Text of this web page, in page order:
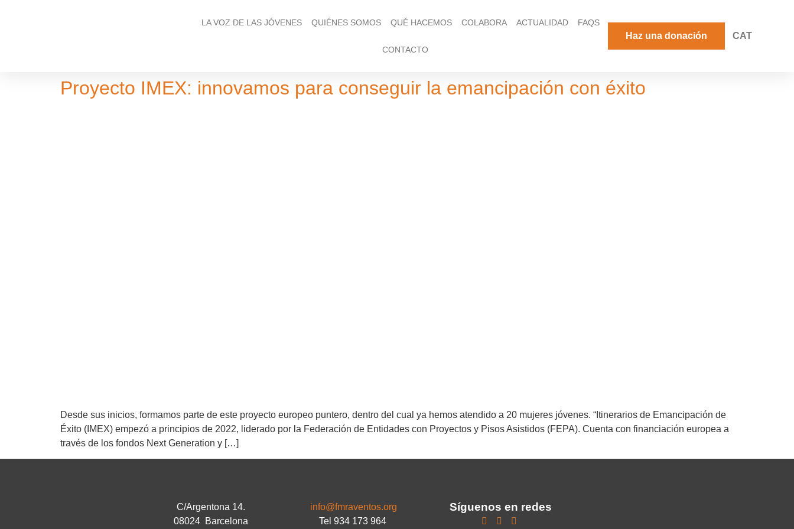
LA VOZ DE LAS JÓVENES QUIÉNES SOMOS QUÉ HACEMOS COLABORA ACTUALIDAD FAQS
CONTACTO
Haz una donación CAT
Proyecto IMEX: innovamos para conseguir la emancipación con éxito
Desde sus inicios, formamos parte de este proyecto europeo puntero, dentro del cual ya hemos atendido a 20 mujeres jóvenes. “Itinerarios de Emancipación de
Éxito (IMEX) empezó a principios de 2022, liderado por la Federación de Entidades con Proyectos y Pisos Asistidos (FEPA). Cuenta con financiación europea a
través de los fondos Next Generation y […]
C/Argentona 14.
08024 Barcelona
info@fmraventos.org
Tel 934 173 964
Síguenos en redes